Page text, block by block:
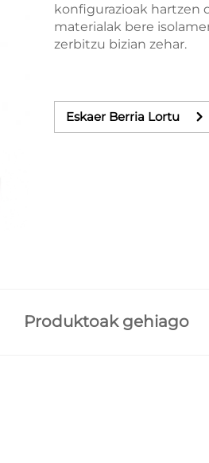
konfigurazioak hartzen
materialak bere
zerbitzu bizian zehar.
Eskaer Berria Lortu
Produktoak gehiago